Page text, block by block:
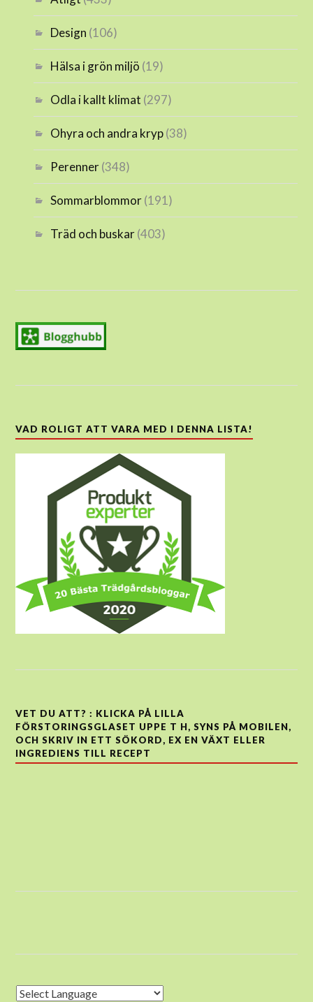
Design (106)
Hälsa i grön miljö (19)
Odla i kallt klimat (297)
Ohyra och andra kryp(38)
Perenner(348)
Sommarblommor(191)
Träd och buskar(403)
VAD ROLIGT ATT VARA MED I DENNA LISTA!
VET DU ATT? : KLICKA PÅ LILLA
FÖRSTORINGSGLASET UPPE T H, SYNS PÅ MOBILEN,
OCH SKRIV IN ETT SÖKORD, EX EN VÄXT ELLER
INGREDIENS TILL RECEPT